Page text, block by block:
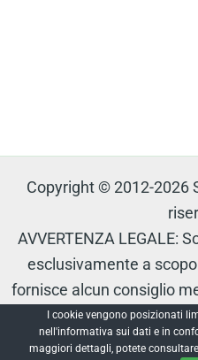
Copyright © 2012-2026
AVVERTENZA LEGALE:
esclusivamente a
fornisce alcun consiglio
contenuto è protetto e non
I cookie vengono posizionati
nell'informativa sui dati e in
maggiori dettagli, potete